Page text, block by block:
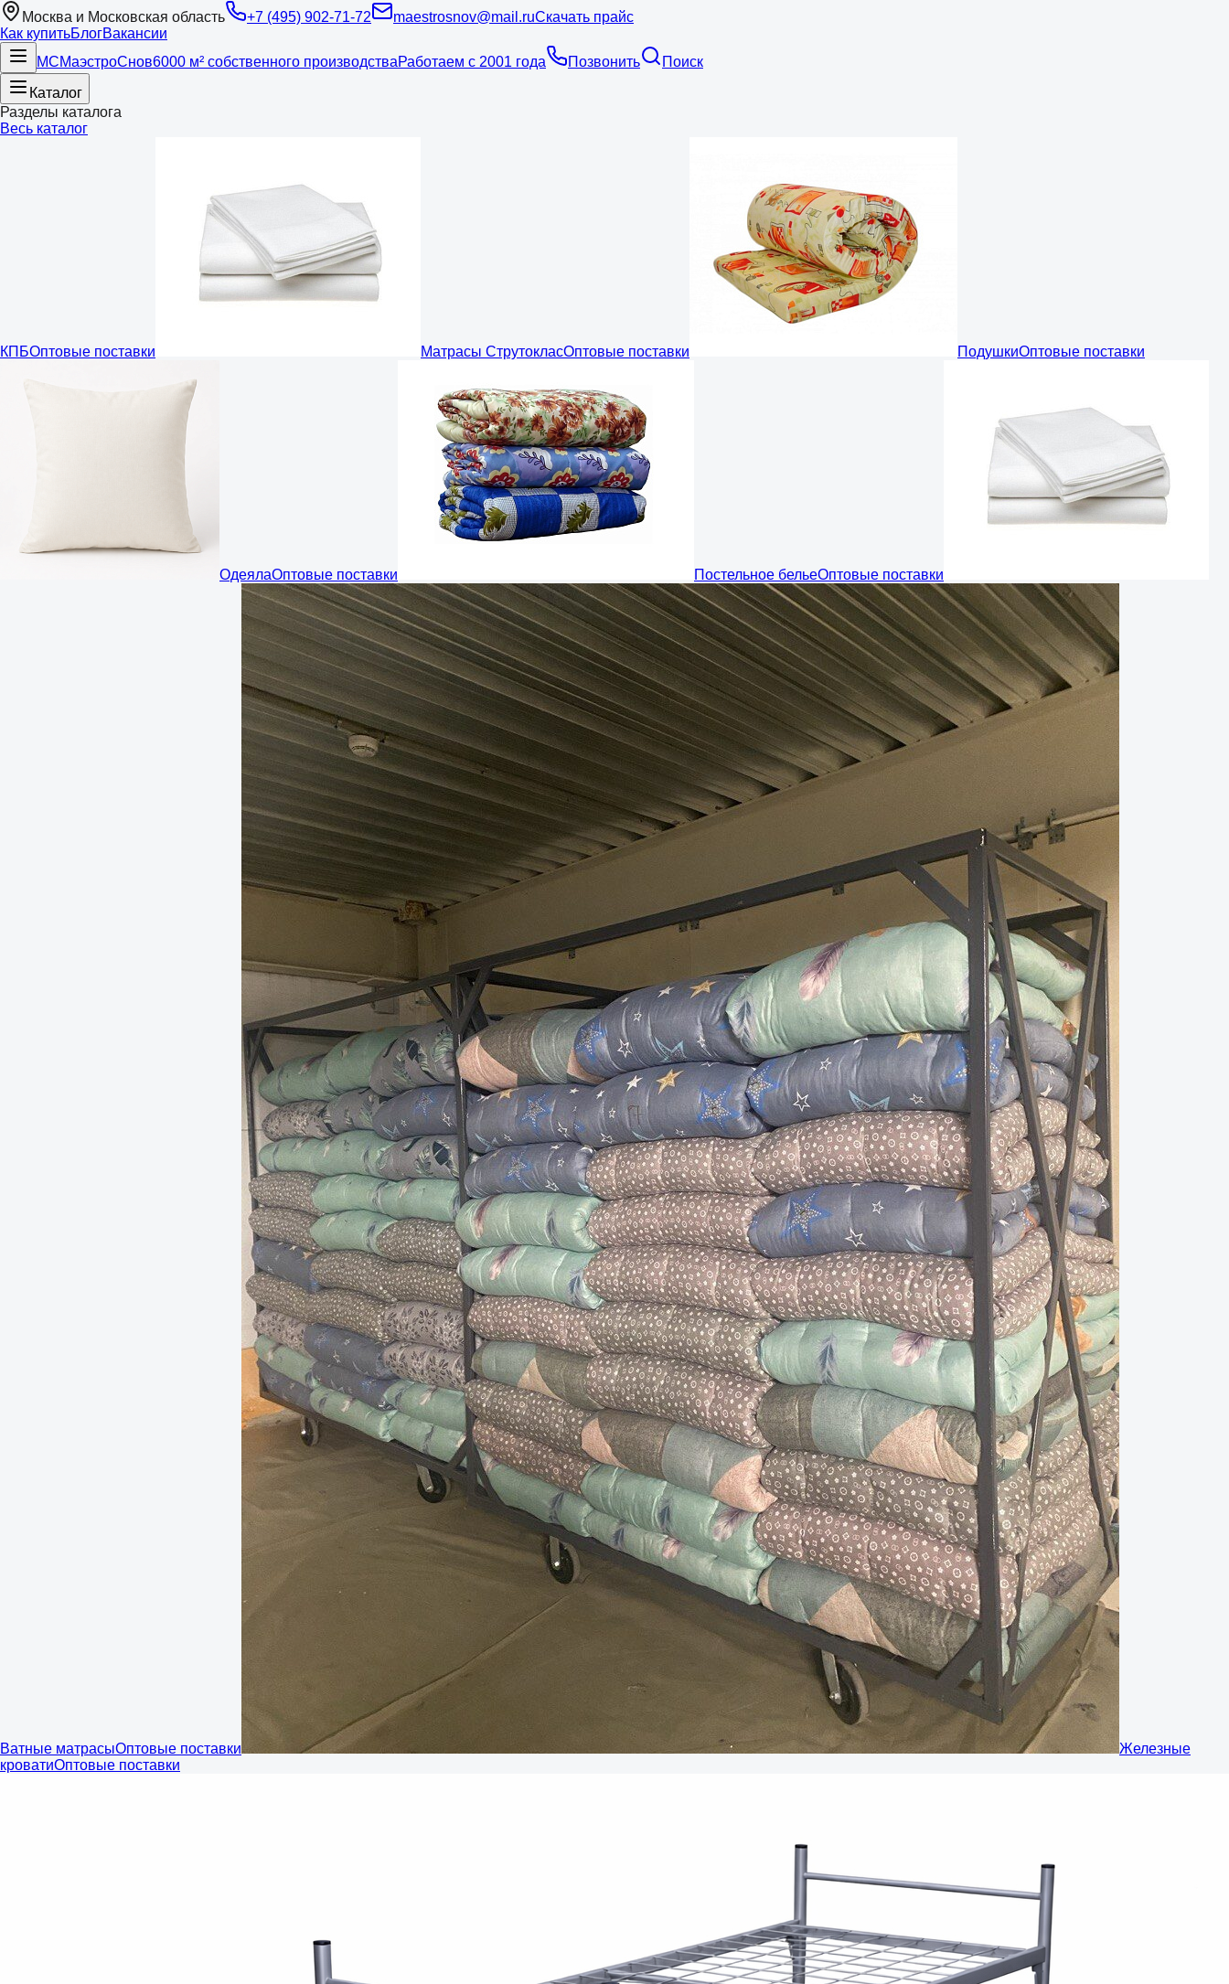
Москва и Московская область +7 (495) 902-71-72 maestrosnov@mail.ruСкачать прайс
Как купитьБлогВакансии
МСМаэстроСнов6000 м² собственного производстваРаботаем с 2001 года Позвонить
Поиск
Каталог
Разделы каталога
Весь каталог
КПБОптовые поставки Матрасы СтрутокласОптовые поставки ПодушкиОптовые поставки
ОдеялаОптовые поставки Постельное бельеОптовые поставки
Ватные матрасыОптовые поставки
Железные
кроватиОптовые поставки